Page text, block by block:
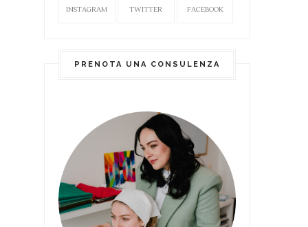
INSTAGRAM TWITTER FACEBOOK
PRENOTA UNA CONSULENZA